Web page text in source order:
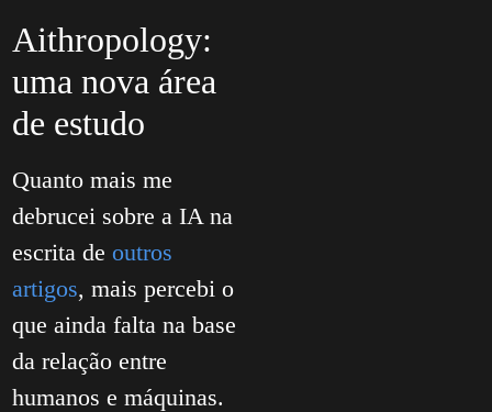
Aithropology:
uma nova área
de estudo
Quanto mais me
debrucei sobre a IA na
escrita de outros
artigos, mais percebi o
que ainda falta na base
da relação entre
humanos e máquinas.